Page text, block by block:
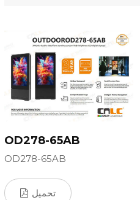
OD278-65AB
OD278-65AB
تحميل